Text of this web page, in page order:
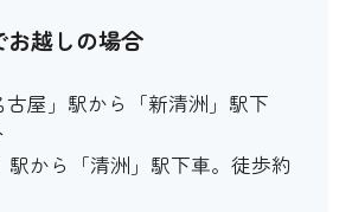
お越しの場合
屋」駅から「新清洲」駅下
から「清洲」駅下車。徒歩約